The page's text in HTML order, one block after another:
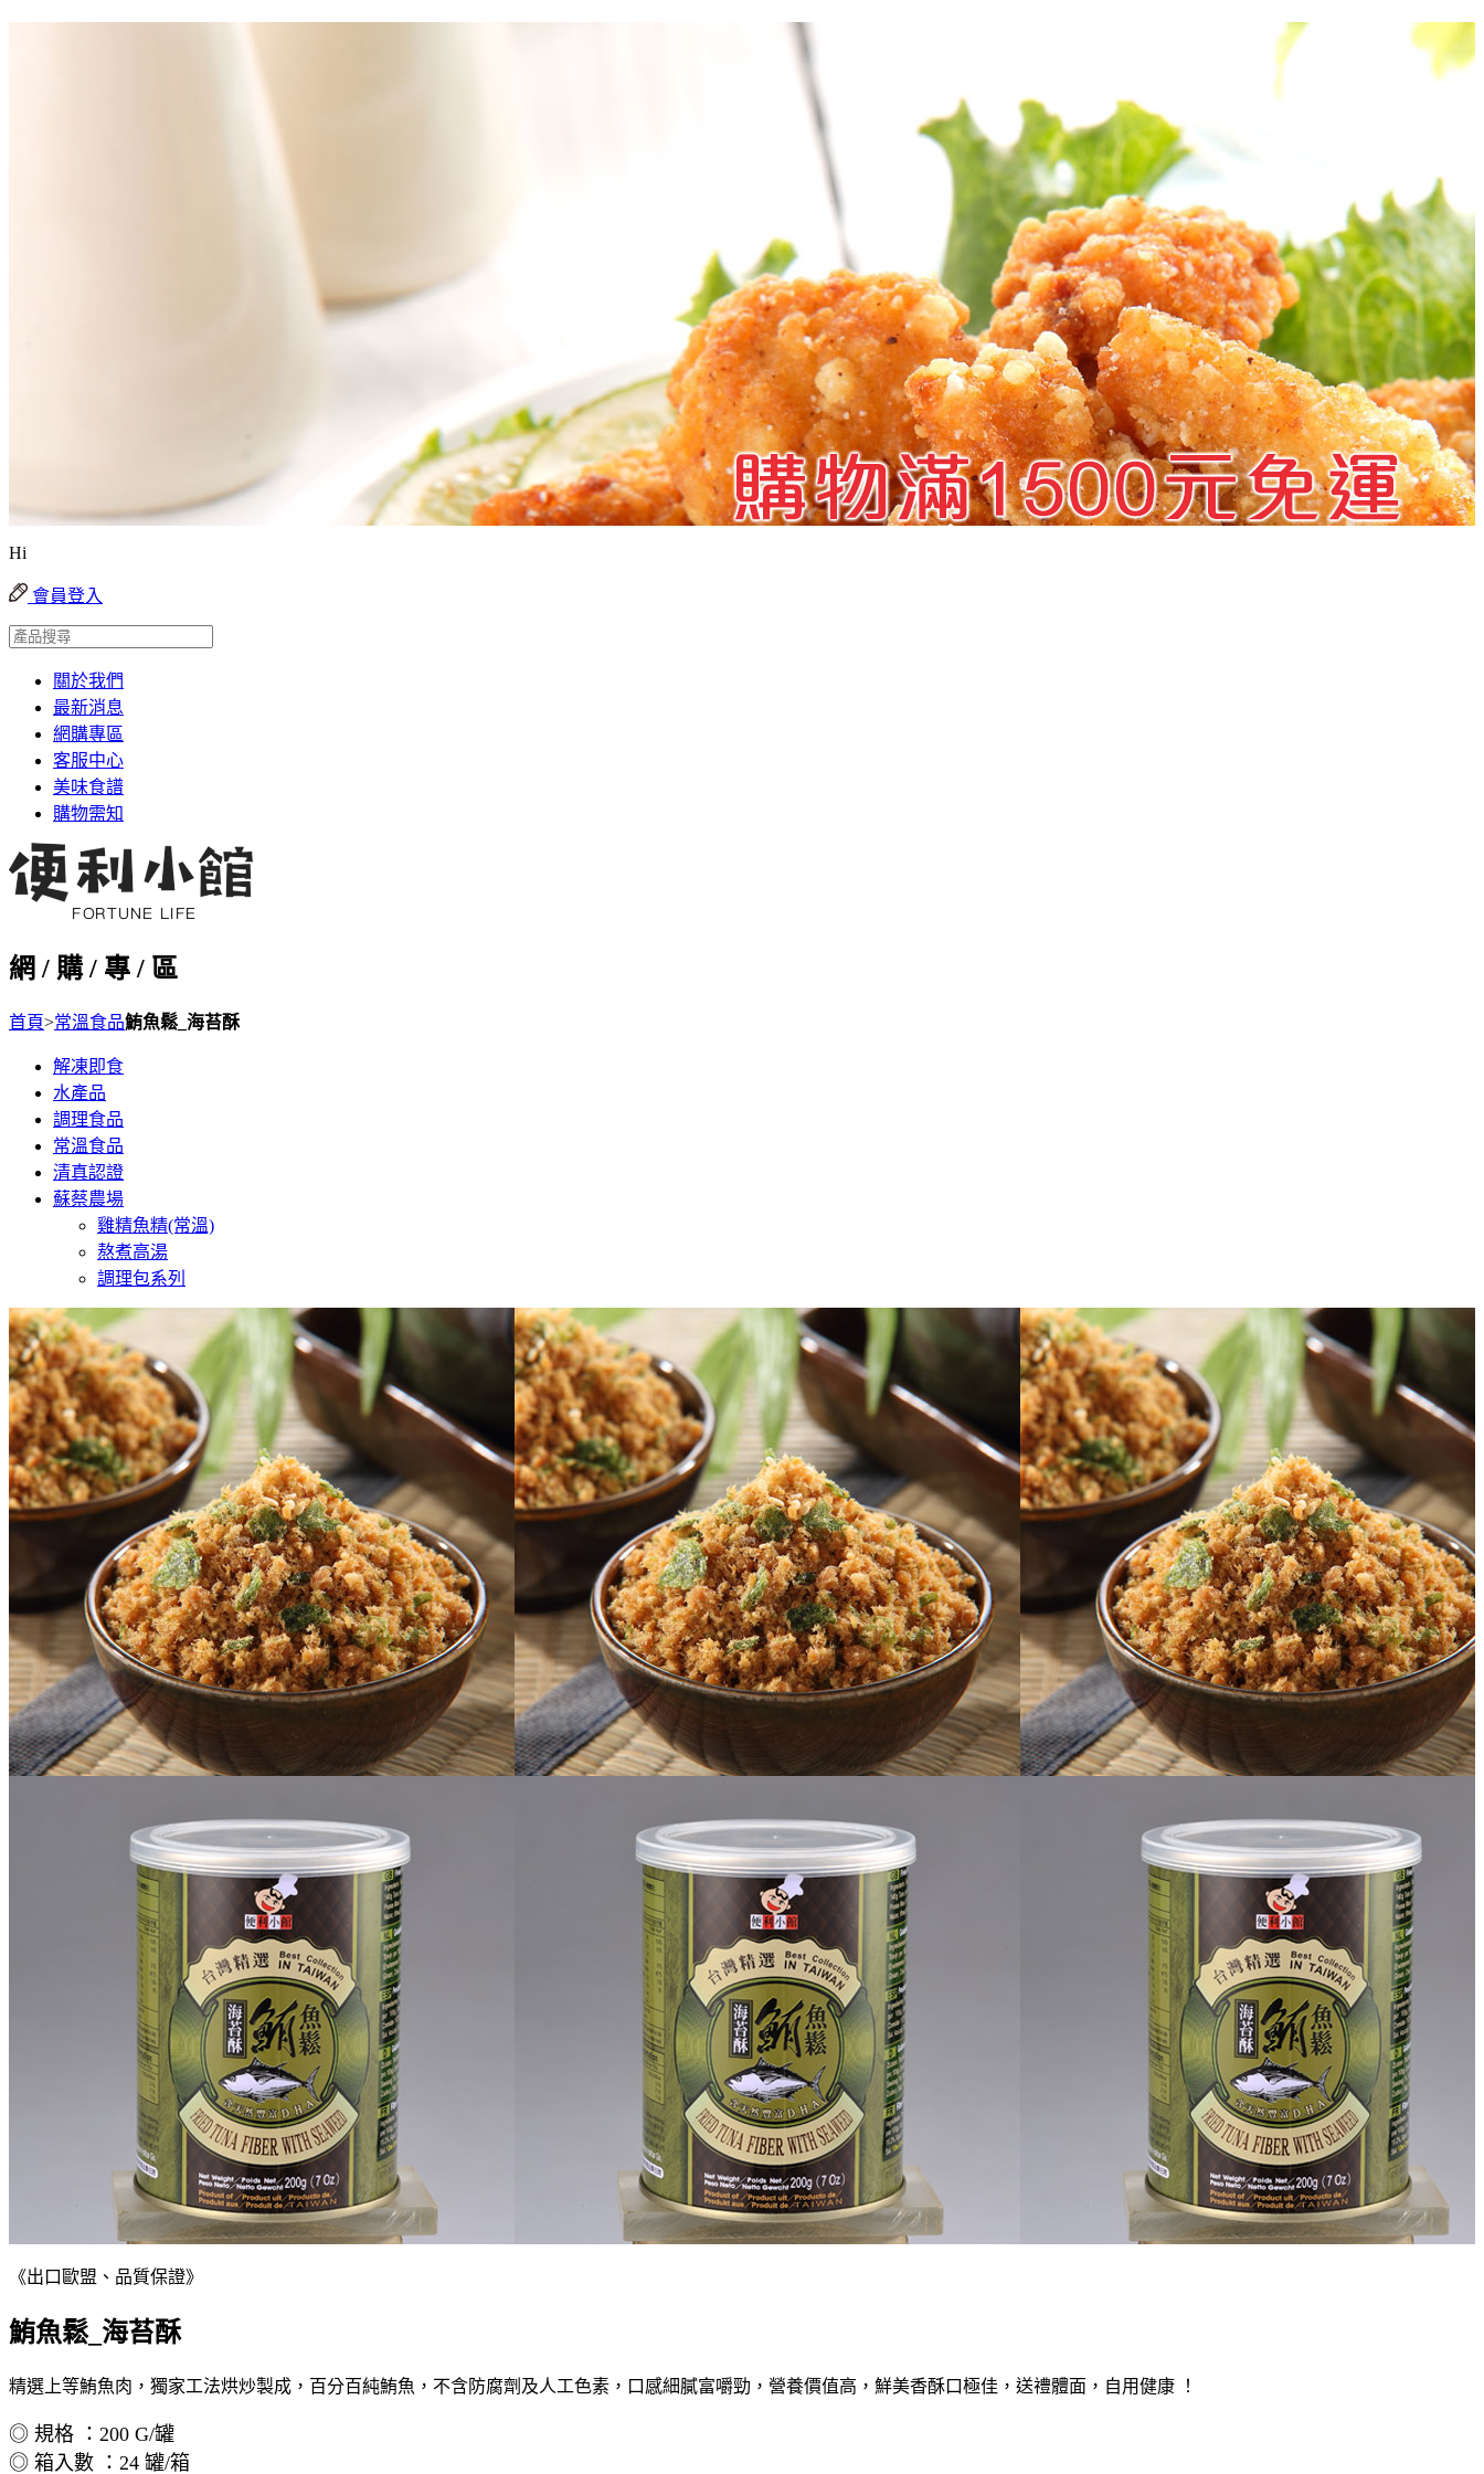
Hi
會員登入
關於我們
最新消息
網購專區
客服中心
美味食譜
購物需知
網 / 購 / 專 / 區
首頁>常溫食品鮪魚鬆_海苔酥
解凍即食
水產品
調理食品
常溫食品
清真認證
蘇蔡農場
雞精魚精(常溫)
熬煮高湯
調理包系列
《出口歐盟、品質保證》
鮪魚鬆_海苔酥
精選上等鮪魚肉，獨家工法烘炒製成，百分百純鮪魚，不含防腐劑及人工色素，口感細膩富嚼勁，營養價值高，鮮美香酥口極佳，送禮體面，自用健康 ！
◎ 規格 ：200 G/罐
◎ 箱入數 ：24 罐/箱